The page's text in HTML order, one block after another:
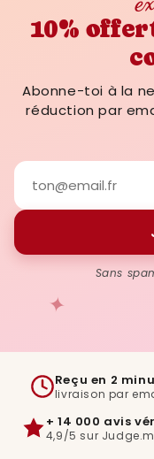
✦
10%
Abonne-toi à la
réduction par
Sans
Reçu en 2
livraison par
+ 14 000 avis
4,9/5 sur